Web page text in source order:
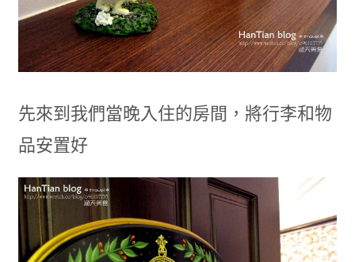
先來到我們當晚入住的房間，將行李和物
品安置好